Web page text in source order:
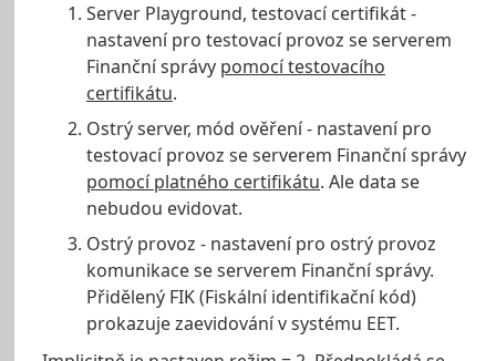
Server Playground, testovací certifikát -
nastavení pro testovací provoz se serverem
Finanční správy pomocí testovacího
certifikátu.
Ostrý server, mód ověření - nastavení pro
testovací provoz se serverem Finanční správy
pomocí platného certifikátu. Ale data se
nebudou evidovat.
Ostrý provoz - nastavení pro ostrý provoz
komunikace se serverem Finanční správy.
Přidělený FIK (Fiskální identifikační kód)
prokazuje zaevidování v systému EET.